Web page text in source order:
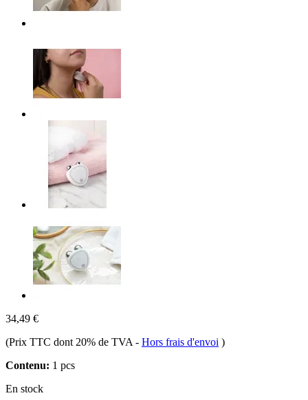
34,49 €
(Prix TTC dont 20% de TVA - Hors frais d'envoi )
Contenu: 1 pcs
En stock